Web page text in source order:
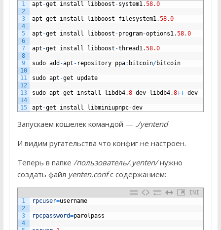
1
2
3
4
5
6
7
8
9
10
11
12
13
14
15
apt -get install libboost -system1.58.0
apt -get install libboost -filesystem1.58.0
apt -get install libboost -program-options1.58.0
apt -get install libboost -thread1.58.0
sudo add -apt - repository ppa: bitcoin/bitcoin
sudo apt -get update
sudo apt -get install libdb4.8-dev libdb4.8++-dev
apt -get install libminiupnpc-dev
Запускаем кошелек командой — ./yentend
И видим ругательства что конфиг не настроен.
Теперь в папке /пользователь/.yenten/нужно
создать файл yenten.confс содержанием:
INI
1
2
3
4
rpcuser=username
rpcpassword=parolpass